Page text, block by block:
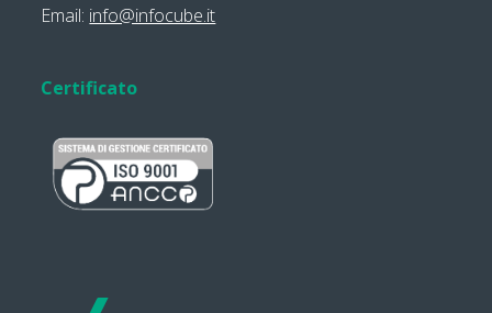
Email: info@infocube.it
Certificato